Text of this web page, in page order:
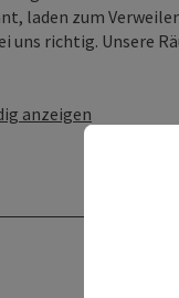
laden zum
uns richtig. Unsere
anzeigen